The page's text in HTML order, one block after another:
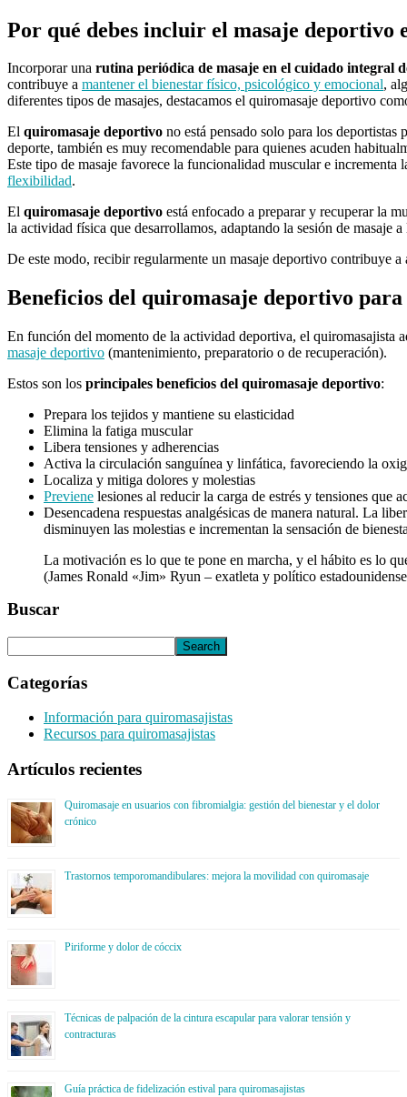
Por qué debes incluir el masaje deportivo
Incorporar una rutina periódica de masaje en el cuidado integral
contribuye a mantener el bienestar físico, psicológico y emocional,
diferentes tipos de masajes, destacamos el quiromasaje deportivo
El quiromasaje deportivo no está pensado solo para los
deporte, también es muy recomendable para quienes acuden
Este tipo de masaje favorece la funcionalidad muscular e incrementa
flexibilidad.
El quiromasaje deportivo está enfocado a preparar y recuperar la
la actividad física que desarrollamos, adaptando la sesión de masaje a
De este modo, recibir regularmente un masaje deportivo contribuye a
Beneficios del quiromasaje deportivo para
En función del momento de la actividad deportiva, el quiromasajista
masaje deportivo (mantenimiento, preparatorio o de recuperación).
Estos son los principales beneficios del quiromasaje deportivo:
Prepara los tejidos y mantiene su elasticidad
Elimina la fatiga muscular
Libera tensiones y adherencias
Activa la circulación sanguínea y linfática, favoreciendo la
Localiza y mitiga dolores y molestias
Previene lesiones al reducir la carga de estrés y tensiones que
Desencadena respuestas analgésicas de manera natural. La
disminuyen las molestias e incrementan la sensación de
La motivación es lo que te pone en marcha, y el hábito es lo
(James Ronald «Jim» Ryun – exatleta y político
Buscar
Categorías
Información para quiromasajistas
Recursos para quiromasajistas
Artículos recientes
Quiromasaje en usuarios con fibromialgia: gestión del bienestar y el dolor
crónico
Trastornos temporomandibulares: mejora la movilidad con quiromasaje
Piriforme y dolor de cóccix
Técnicas de palpación de la cintura escapular para valorar tensión y
contracturas
Guía práctica de fidelización estival para quiromasajistas